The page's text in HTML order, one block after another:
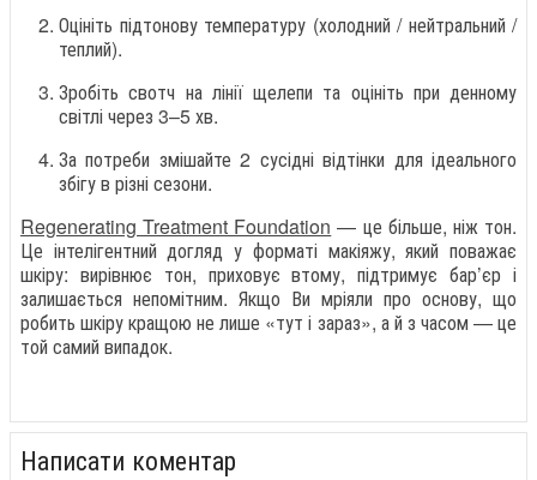
Оцініть підтонову температуру (холодний / нейтральний /
теплий).
Зробіть свотч на лінії щелепи та оцініть при денному
світлі через 3–5 хв.
За потреби змішайте 2 сусідні відтінки для ідеального
збігу в різні сезони.
Regenerating Treatment Foundation — це більше, ніж тон.
Це інтелігентний догляд у форматі макіяжу, який поважає
шкіру: вирівнює тон, приховує втому, підтримує бар’єр і
залишається непомітним. Якщо Ви мріяли про основу, що
робить шкіру кращою не лише «тут і зараз», а й з часом — це
той самий випадок.
Написати коментар